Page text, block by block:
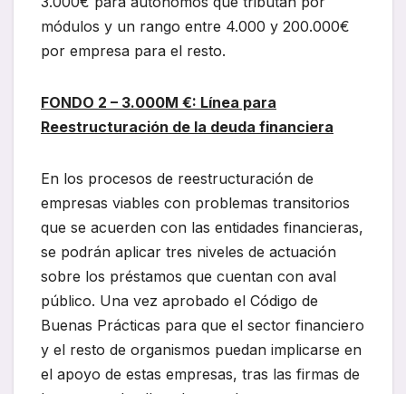
módulos y un rango entre 4.000 y 200.000€
por empresa para el resto.
FONDO 2 – 3.000M €: Línea para
Reestructuración de la deuda financiera
En los procesos de reestructuración de
empresas viables con problemas transitorios
que se acuerden con las entidades financieras,
se podrán aplicar tres niveles de actuación
sobre los préstamos que cuentan con aval
público. Una vez aprobado el Código de
Buenas Prácticas para que el sector financiero
y el resto de organismos puedan implicarse en
el apoyo de estas empresas, tras las firmas de